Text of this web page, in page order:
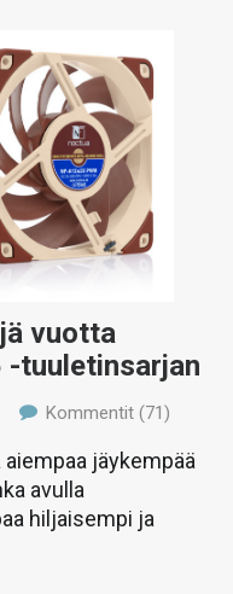
vuotta
-tuuletinsarjan
Kommentit (71)
jäykempää
avulla
hiljaisempi ja